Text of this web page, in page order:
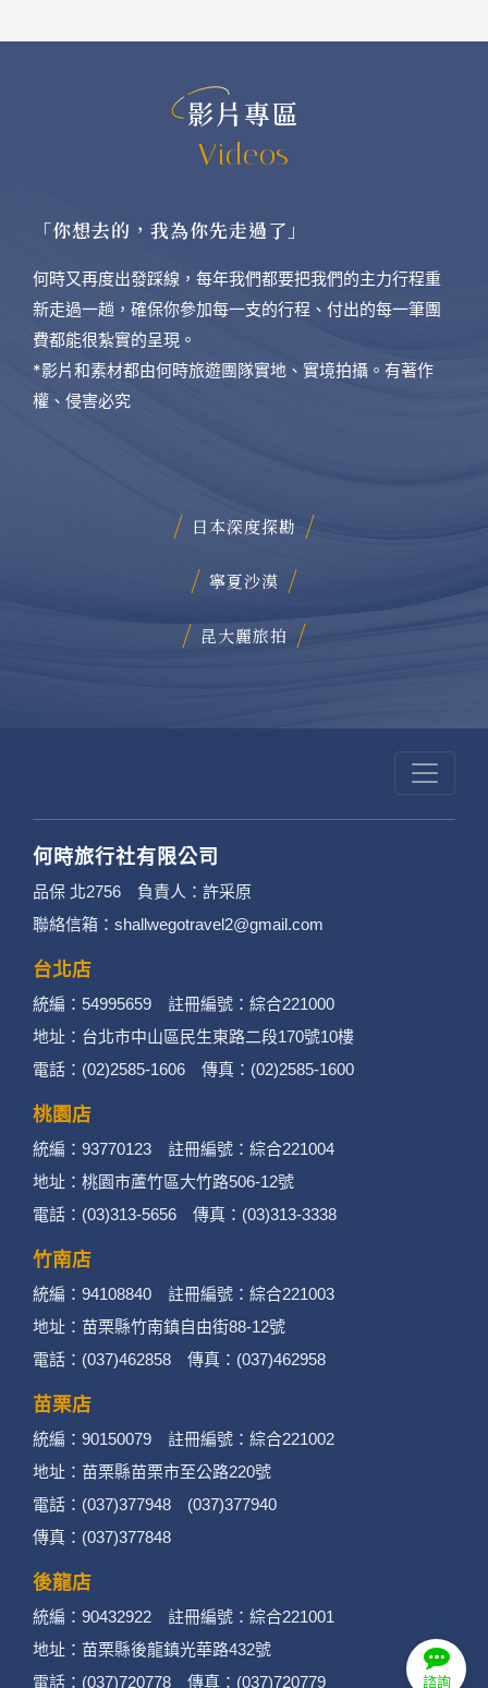
影片專區
Videos
「你想去的，我為你先走過了」
何時又再度出發踩線，每年我們都要把我們的主力行程重
新走過一趟，確保你參加每一支的行程、付出的每一筆團
費都能很紮實的呈現。
*影片和素材都由何時旅遊團隊實地、實境拍攝。有著作
權、侵害必究
日本深度探勘
寧夏沙漠
昆大麗旅拍
諮詢
何時旅行社有限公司
品保 北2756 負責人：許采原
聯絡信箱：shallwegotravel2@gmail.com
台北店
統編：54995659 註冊編號：綜合221000
地址：台北市中山區民生東路二段170號10樓
電話：(02)2585-1606 傳真：(02)2585-1600
桃園店
統編：93770123 註冊編號：綜合221004
地址：桃園市蘆竹區大竹路506-12號
電話：(03)313-5656 傳真：(03)313-3338
竹南店
統編：94108840 註冊編號：綜合221003
地址：苗栗縣竹南鎮自由街88-12號
電話：(037)462858 傳真：(037)462958
苗栗店
統編：90150079 註冊編號：綜合221002
地址：苗栗縣苗栗市至公路220號
電話：(037)377948 (037)377940
傳真：(037)377848
後龍店
統編：90432922 註冊編號：綜合221001
地址：苗栗縣後龍鎮光華路432號
電話：(037)720778 傳真：(037)720779